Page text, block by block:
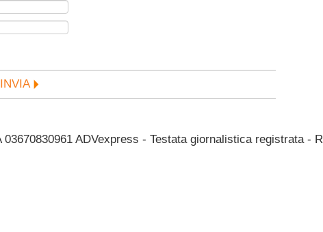
INVIA
ADVexpress - Testata giornalistica registrata -